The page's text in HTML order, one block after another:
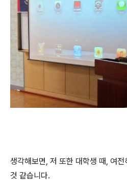
생각해보면, 저 또한 대학생 때, 여
것 같습니다.